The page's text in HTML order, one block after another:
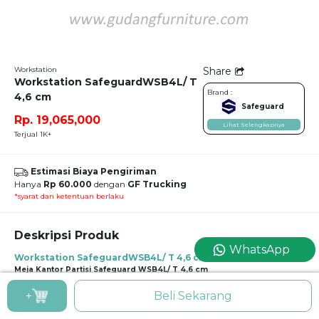
Workstation
Workstation SafeguardWSB4L/ T
4,6 cm
Rp. 19,065,000
Terjual 1K+
Share
Brand :
Safeguard
Lihat Selengkapnya
Estimasi Biaya Pengiriman
Hanya Rp 60.000 dengan GF Trucking
*syarat dan ketentuan berlaku
Deskripsi Produk
Workstation SafeguardWSB4L/ T 4,6 cm
Meja Kantor Partisi Safeguard WSB4L/ T 4,6 cm
Konsentrasi dan fokus merupakan salah satu hal yang dibutuhkan dalam
beberapa perusahaan, oleh karena itu, sistem “bilik” kerja dengan partisi yang
mumpuni merupakan desain yang sesuai bagi karakter perusahaan tersebut.
+ Beli Sekarang
WhatsApp